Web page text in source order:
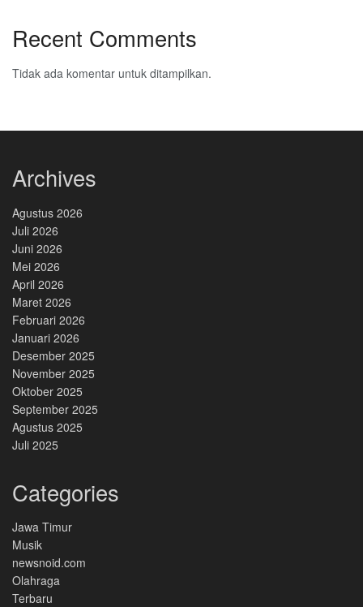
Recent Comments
Tidak ada komentar untuk ditampilkan.
Archives
Agustus 2026
Juli 2026
Juni 2026
Mei 2026
April 2026
Maret 2026
Februari 2026
Januari 2026
Desember 2025
November 2025
Oktober 2025
September 2025
Agustus 2025
Juli 2025
Categories
Jawa Timur
Musik
newsnoid.com
Olahraga
Terbaru